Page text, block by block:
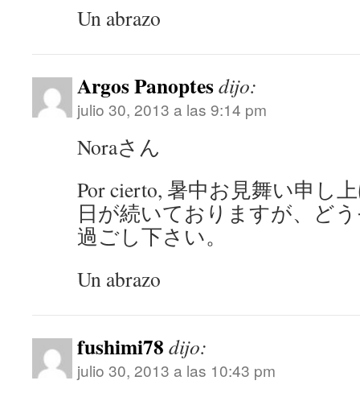
Un abrazo
Argos Panoptesdijo:
julio 30, 2013 a las 9:14 pm
Noraさん
Por cierto, 暑中お見舞い申し
日が続いておりますが、ど
過ごし下さい。
Un abrazo
fushimi78 dijo:
julio 30, 2013 a las 10:43 pm